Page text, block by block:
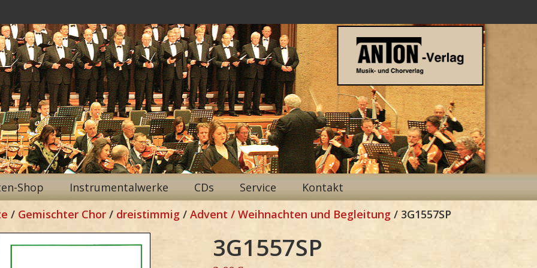
Shop Instrumentalwerke CDs Service Kontakt
/ Gemischter Chor / dreistimmig / Advent / Weihnachten und Begleitung / 3G1557SP
3G1557SP